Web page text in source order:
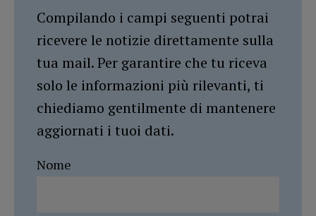
Compilando i campi seguenti potrai
ricevere le notizie direttamente sulla
tua mail. Per garantire che tu riceva
solo le informazioni più rilevanti, ti
chiediamo gentilmente di mantenere
aggiornati i tuoi dati.
Nome